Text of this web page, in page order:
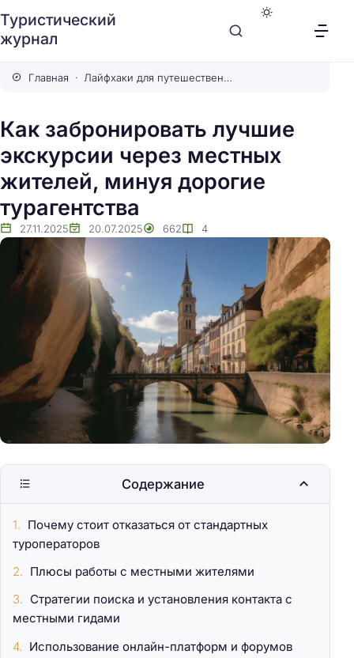
Туристический
журнал
Главная Лайфхаки для путешественников
Как забронировать лучшие
экскурсии через местных
жителей, минуя дорогие
турагентства
27.11.2025 20.07.2025 662 4
Содержание
Почему стоит отказаться от стандартных
туроператоров
Плюсы работы с местными жителями
Стратегии поиска и установления контакта с
местными гидами
Использование онлайн-платформ и форумов